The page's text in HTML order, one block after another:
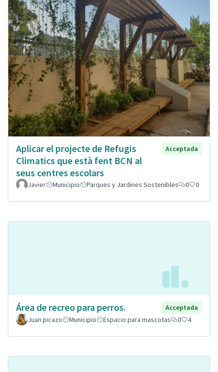
Aplicar el projecte de Refugis
Climatics que està fent BCN al
seus centres escolars
Acceptada
Javier Municipio Parques y Jardines Sostenibles 0 0
Área de recreo para perros.
Acceptada
Juan picazo
Municipio Espacio para mascotas 0 4